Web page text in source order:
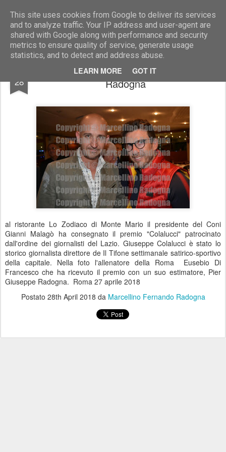
This site uses cookies from Google to deliver its services
and to analyze traffic. Your IP address and user-agent are
shared with Google along with performance and security
metrics to ensure quality of service, generate usage
statistics, and to detect and address abuse.
LEARN MORE GOT IT
Marcellino Radogna - Fotonotizie per la stampa
28
Eusebio Di Francesco con Pier Giuseppe
Radogna
al ristorante Lo Zodiaco di Monte Mario il presidente del Coni
Gianni Malagò ha consegnato il premio "Colalucci" patrocinato
dall'ordine dei giornalisti del Lazio. Giuseppe Colalucci è stato lo
storico giornalista direttore de Il Tifone settimanale satirico-sportivo
della capitale. Nella foto l'allenatore della Roma Eusebio Di
Francesco che ha ricevuto il premio con un suo estimatore, Pier
Giuseppe Radogna. Roma 27 aprile 2018
Postato 28th April 2018 da Marcellino Fernando Radogna